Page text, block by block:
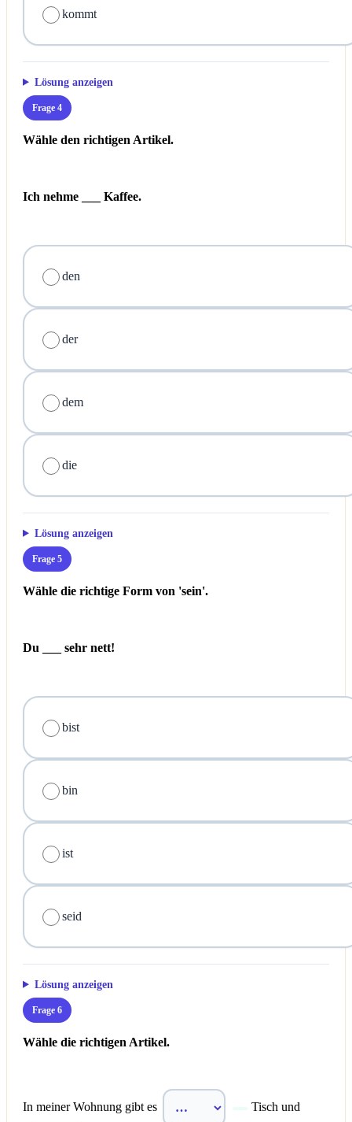
kommt
Lösung anzeigen
Frage 4
Wähle den richtigen Artikel.
Ich nehme ___ Kaffee.
den
der
dem
die
Lösung anzeigen
Frage 5
Wähle die richtige Form von 'sein'.
Du ___ sehr nett!
bist
bin
ist
seid
Lösung anzeigen
Frage 6
Wähle die richtigen Artikel.
In meiner Wohnung gibt es Tisch und